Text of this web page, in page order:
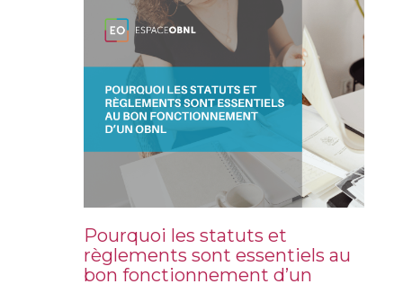
Pourquoi les statuts et
règlements sont essentiels au
bon fonctionnement d’un